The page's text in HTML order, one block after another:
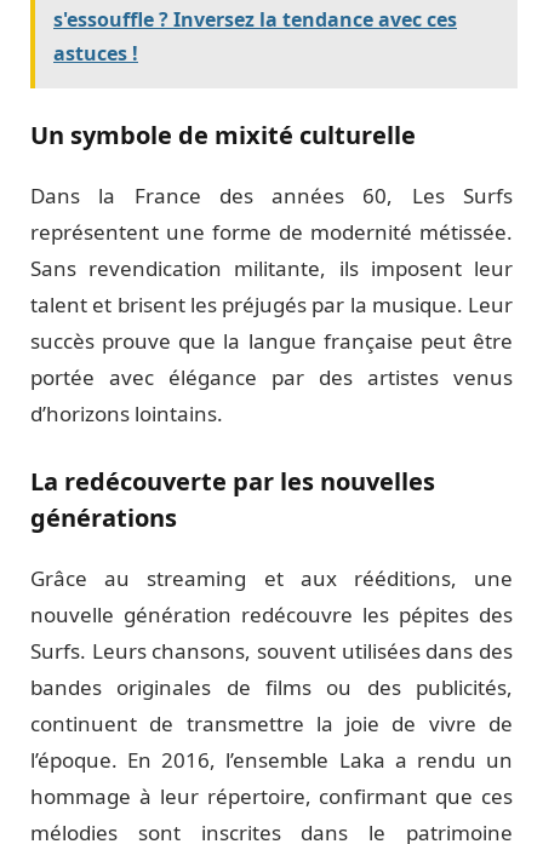
s'essouffle ? Inversez la tendance avec ces
astuces !
Un symbole de mixité culturelle
Dans la France des années 60, Les Surfs
représentent une forme de modernité métissée.
Sans revendication militante, ils imposent leur
talent et brisent les préjugés par la musique. Leur
succès prouve que la langue française peut être
portée avec élégance par des artistes venus
d’horizons lointains.
La redécouverte par les nouvelles
générations
Grâce au streaming et aux rééditions, une
nouvelle génération redécouvre les pépites des
Surfs. Leurs chansons, souvent utilisées dans des
bandes originales de films ou des publicités,
continuent de transmettre la joie de vivre de
l’époque. En 2016, l’ensemble Laka a rendu un
hommage à leur répertoire, confirmant que ces
mélodies sont inscrites dans le patrimoine